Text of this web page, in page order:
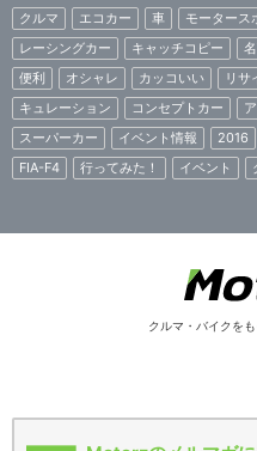
クルマ エコカー 車 モータース
レーシングカー
キャッチコピー
便利
オシャレ カッコいい リサ
キュレーション
コンセプトカー
スーパーカー
イベント情報 2016
FIA-F4
行ってみた！ イベント
クルマ・バイクを